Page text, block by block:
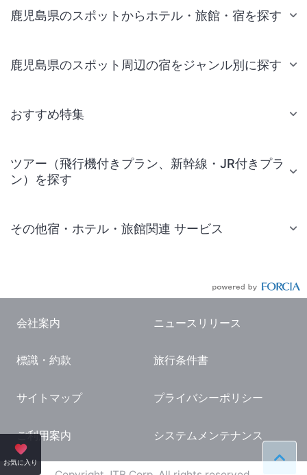
お気に入り ペー
鹿児島県のスポットからホテル・旅館・宿を探す
鹿児島県のスポット周辺の宿をジャンル別に探す
おすすめ特集
ツアー（飛行機付きプラン、新幹線・JR付きプラ
ン）を探す
その他宿・ホテル・旅館関連 サービス
国内観光ガイド
旅行・観光情報
会社案内 ニュースリリース
標識・約款 旅行条件書
サイトマップ プライバシーポリシー
ご利用案内 システムメンテナンス